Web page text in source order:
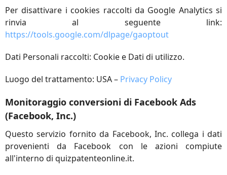
Per disattivare i cookies raccolti da Google Analytics si
rinvia al seguente link:
https://tools.google.com/dlpage/gaoptout
Dati Personali raccolti: Cookie e Dati di utilizzo.
Luogo del trattamento: USA – Privacy Policy
Monitoraggio conversioni di Facebook Ads
(Facebook, Inc.)
Questo servizio fornito da Facebook, Inc. collega i dati
provenienti da Facebook con le azioni compiute
all'interno di quizpatenteonline.it.